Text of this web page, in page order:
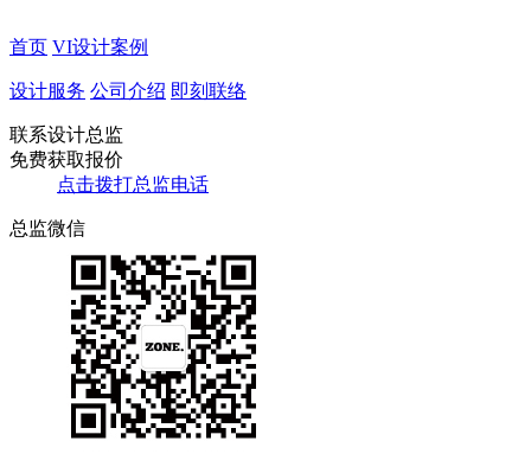
首页 VI设计案例
设计服务 公司介绍 即刻联络
联系设计总监
免费获取报价
点击拨打总监电话
总监微信